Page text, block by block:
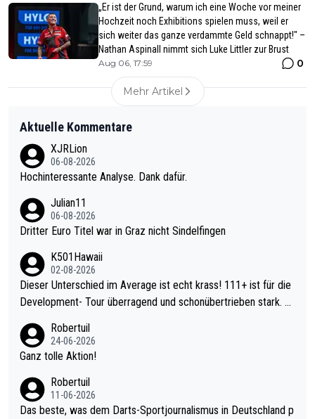
„Er ist der Grund, warum ich eine Woche vor meiner
Hochzeit noch Exhibitions spielen muss, weil er
sich weiter das ganze verdammte Geld schnappt!" –
Nathan Aspinall nimmt sich Luke Littler zur Brust
Aug 06, 17:59 0
Mehr Artikel
Aktuelle Kommentare
XJRLion
06-08-2026
Hochinteressante Analyse. Dank dafür.
Julian11
06-08-2026
Dritter Euro Titel war in Graz nicht Sindelfingen
K501Hawaii
02-08-2026
Dieser Unterschied im Average ist echt krass! 111+ ist für die
Development- Tour überragend und schonübertrieben stark. U
mal 40+ erst recht. Da gewinnst keinen Blumentopf - ist ja noc
h krasser wie ein Pokalspiel eines Kreisligisten vs einem Bund
Robertuil
24-06-2026
Ganz tolle Aktion!
Robertuil
11-06-2026
Das beste, was dem Darts-Sportjournalismus in Deutschland p